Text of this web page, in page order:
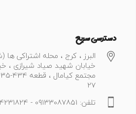
دسترسی سریع
البرز ، کرج ، محله اشتراکی
خیابان شهید صیاد شیرازی ،
27
تلفن: 09133087851 - 02634231824